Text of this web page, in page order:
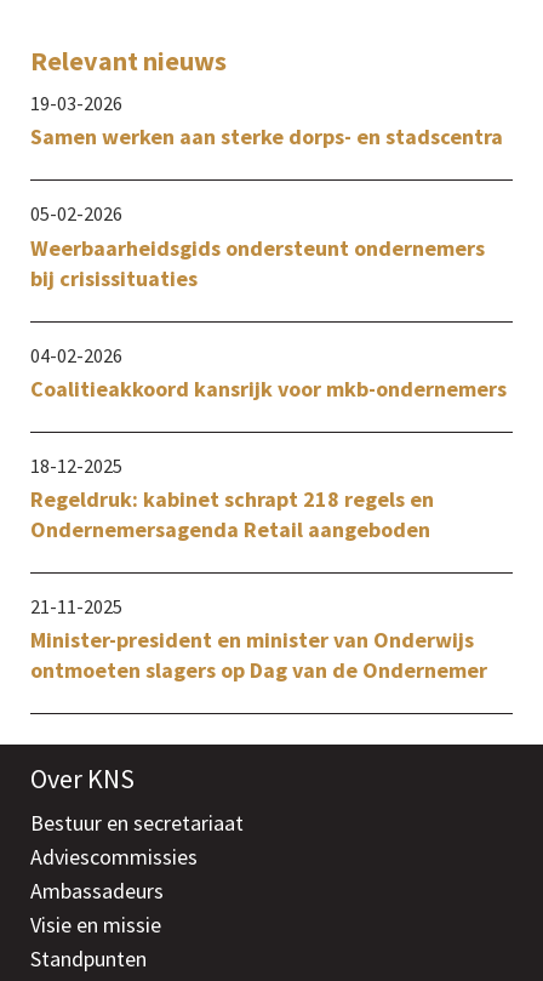
Relevant nieuws
19-03-2026
Samen werken aan sterke dorps- en stadscentra
05-02-2026
Weerbaarheidsgids ondersteunt ondernemers
bij crisissituaties
04-02-2026
Coalitieakkoord kansrijk voor mkb-ondernemers
18-12-2025
Regeldruk: kabinet schrapt 218 regels en
Ondernemersagenda Retail aangeboden
21-11-2025
Minister-president en minister van Onderwijs
ontmoeten slagers op Dag van de Ondernemer
Over KNS
Bestuur en secretariaat
Adviescommissies
Ambassadeurs
Visie en missie
Standpunten